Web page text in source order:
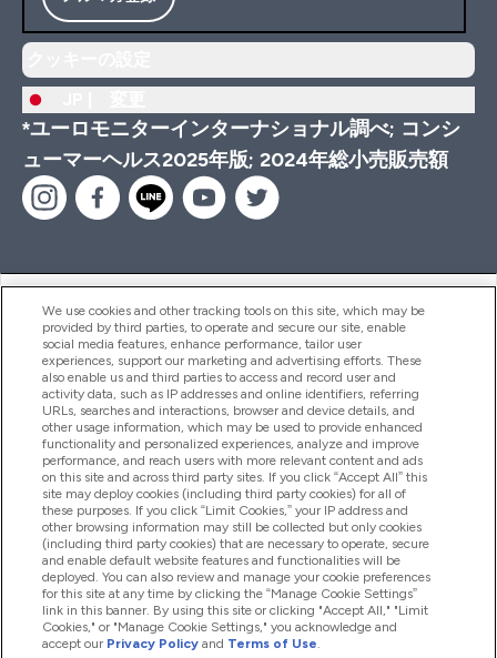
*ユーロモニターインターナショナル調べ; コンシ
ューマーヘルス2025年版; 2024年総小売販売額
ヘルプ＆ガイド
商品について
会社概要
特典＆ポイント
2026 The Hut.com Ltd
We use cookies and other tracking tools on this site, which may be
provided by third parties, to operate and secure our site, enable
social media features, enhance performance, tailor user
experiences, support our marketing and advertising efforts. These
also enable us and third parties to access and record user and
activity data, such as IP addresses and online identifiers, referring
URLs, searches and interactions, browser and device details, and
other usage information, which may be used to provide enhanced
functionality and personalized experiences, analyze and improve
performance, and reach users with more relevant content and ads
on this site and across third party sites. If you click “Accept All” this
site may deploy cookies (including third party cookies) for all of
these purposes. If you click “Limit Cookies,” your IP address and
other browsing information may still be collected but only cookies
(including third party cookies) that are necessary to operate, secure
and enable default website features and functionalities will be
deployed. You can also review and manage your cookie preferences
for this site at any time by clicking the “Manage Cookie Settings”
link in this banner. By using this site or clicking "Accept All," "Limit
Cookies," or "Manage Cookie Settings," you acknowledge and
accept our Privacy Policy and Terms of Use.